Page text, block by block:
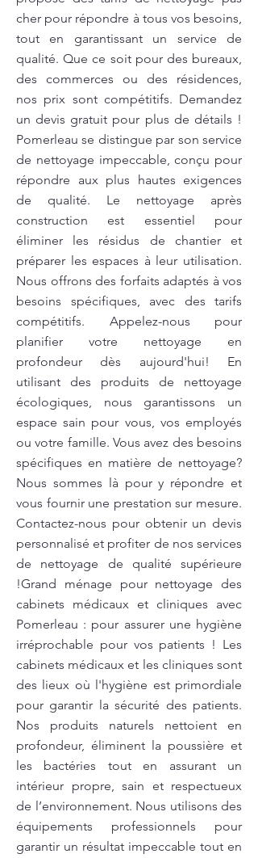
cher pour répondre à tous vos besoins,
tout en garantissant un service de
qualité. Que ce soit pour des bureaux,
des commerces ou des résidences,
nos prix sont compétitifs. Demandez
un devis gratuit pour plus de détails !
Pomerleau se distingue par son service
de nettoyage impeccable, conçu pour
répondre aux plus hautes exigences
de qualité. Le nettoyage après
construction est essentiel pour
éliminer les résidus de chantier et
préparer les espaces à leur utilisation.
Nous offrons des forfaits adaptés à vos
besoins spécifiques, avec des tarifs
compétitifs. Appelez-nous pour
planifier votre nettoyage en
profondeur dès aujourd'hui! En
utilisant des produits de nettoyage
écologiques, nous garantissons un
espace sain pour vous, vos employés
ou votre famille. Vous avez des besoins
spécifiques en matière de nettoyage?
Nous sommes là pour y répondre et
vous fournir une prestation sur mesure.
Contactez-nous pour obtenir un devis
personnalisé et profiter de nos services
de nettoyage de qualité supérieure
!Grand ménage pour nettoyage des
cabinets médicaux et cliniques avec
Pomerleau : pour assurer une hygiène
irréprochable pour vos patients ! Les
cabinets médicaux et les cliniques sont
des lieux où l'hygiène est primordiale
pour garantir la sécurité des patients.
Nos produits naturels nettoient en
profondeur, éliminent la poussière et
les bactéries tout en assurant un
intérieur propre, sain et respectueux
de l’environnement. Nous utilisons des
équipements professionnels pour
garantir un résultat impeccable tout en